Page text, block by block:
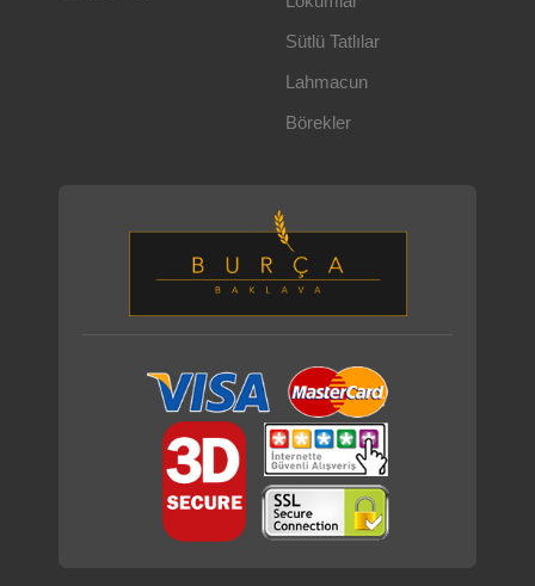
Sütlü Tatlılar
Lahmacun
Börekler